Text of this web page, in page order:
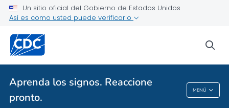
Un sitio oficial del Gobierno de Estados Unidos
Así es como usted puede verificarlo
Aprenda los signos. Reaccione
pronto.
MENÚ
Indicadores en acción
VER TODO
Aprenda Los Signos. Reaccione Pronto.